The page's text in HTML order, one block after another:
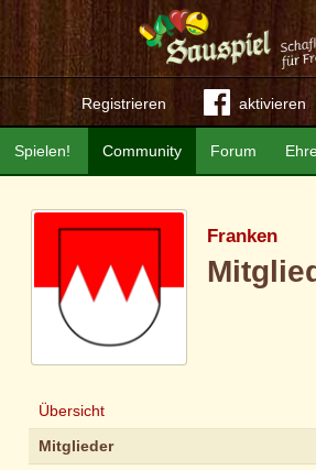
Registrieren aktivieren
Community Forum
Spielen!
Franken
Übersicht
Mitglieder